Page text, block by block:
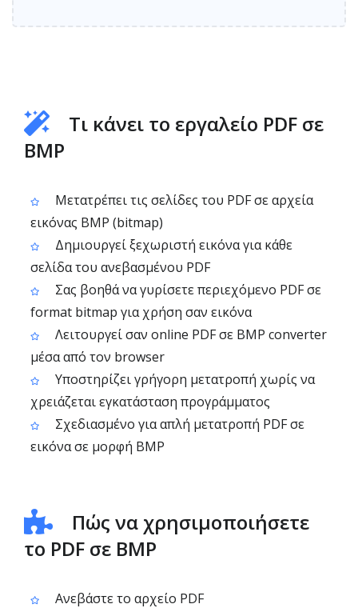
Τι κάνει το εργαλείο PDF σε
BMP
Μετατρέπει τις σελίδες του PDF σε αρχεία
εικόνας BMP (bitmap)
Δημιουργεί ξεχωριστή εικόνα για κάθε
σελίδα του ανεβασμένου PDF
Σας βοηθά να γυρίσετε περιεχόμενο PDF σε
format bitmap για χρήση σαν εικόνα
Λειτουργεί σαν online PDF σε BMP converter
μέσα από τον browser
Υποστηρίζει γρήγορη μετατροπή χωρίς να
χρειάζεται εγκατάσταση προγράμματος
Σχεδιασμένο για απλή μετατροπή PDF σε
εικόνα σε μορφή BMP
Πώς να χρησιμοποιήσετε
το PDF σε BMP
Ανεβάστε το αρχείο PDF